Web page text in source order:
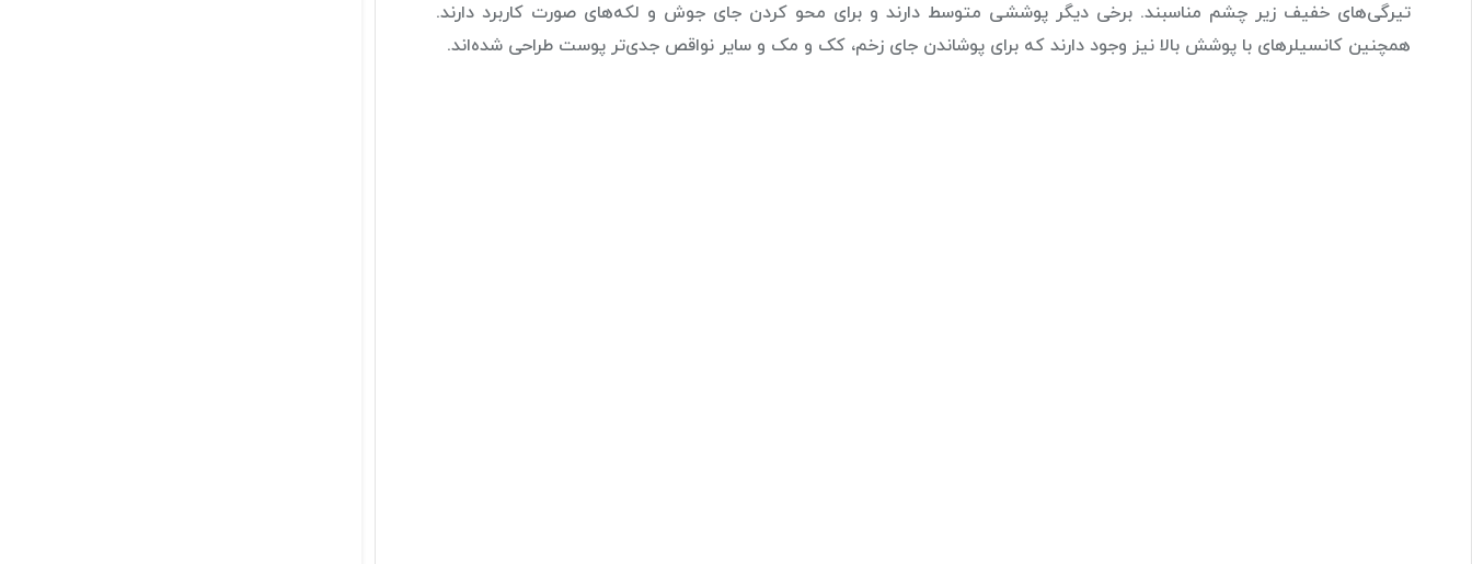
تیرگی‌های خفیف زیر چشم مناسبند. برخی دیگر پوششی متوسط دارند و برای محو کردن جای جوش و لکه‌های صورت کاربرد دارند.
همچنین کانسیلرهای با پوشش بالا نیز وجود دارند که برای پوشاندن جای زخم، کک و مک و سایر نواقص جدی‌تر پوست طراحی شده‌اند.